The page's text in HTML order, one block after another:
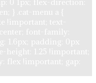
0 1px; flex-direction:
} .cat-menu a {
!important; text-
font-family:
1.6px; padding: 0px
height: 1.25 !important;
flex !important; gap: